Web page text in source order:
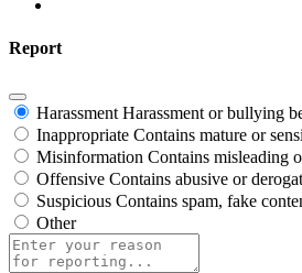
Report
Harassment Harassment or bullying
Inappropriate Contains mature or
Misinformation Contains misleading
Offensive Contains abusive or
Suspicious Contains spam, fake
Other
Report
note